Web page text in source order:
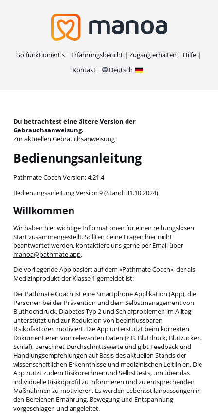
So funktioniert's Erfahrungsbericht Zugang erhalten
Hilfe
Kontakt
Deutsch
Du betrachtest eine ältere Version der
Gebrauchsanweisung.
Zur aktuellen Gebrauchsanweisung
Bedienungsanleitung
Pathmate Coach Version: 4.21.4
Bedienungsanleitung Version 9 (Stand: 31.10.2024)
Willkommen
Wir haben hier wichtige Informationen für einen reibungslosen
Start zusammengestellt. Sollten deine Fragen hier nicht
beantwortet werden, kontaktiere uns gerne per Email über
manoa@pathmate.app.
Die vorliegende App basiert auf dem «Pathmate Coach», der als
Medizinprodukt der Klasse 1 gemeldet ist:
Der Pathmate Coach ist eine Smartphone Applikation (App), die
Personen bei der Prävention und dem Selbstmanagement von
Bluthochdruck, Diabetes Typ 2 und Schlafproblemen im Alltag
unterstützt und zur Reduktion von beeinflussbaren
Risikofaktoren motiviert. Die App unterstützt beim korrekten
Dokumentieren von relevanten Daten (z.B. Blutdruck, Blutzucker,
Schlaf), berechnet Durchschnittswerte und gibt Feedback und
Handlungsempfehlungen auf Basis des aktuellen Stands der
wissenschaftlichen Erkenntnisse und medizinischen Leitlinien. Die
App nutzt zudem Risikorechner und Selbsttests, um über das
individuelle Risikoprofil zu informieren und zu entsprechenden
Maßnahmen zu motivieren. Es werden Lebensstilanpassungen in
den Bereichen Ernährung, Bewegung und Entspannung
vorgeschlagen und angeleitet.